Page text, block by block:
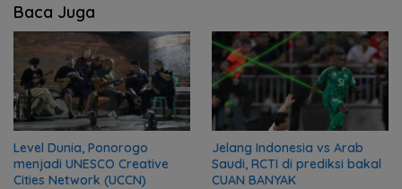
Baca Juga
Level Dunia, Ponorogo
menjadi UNESCO Creative
Cities Network (UCCN)
Jelang Indonesia vs Arab
Saudi, RCTI di prediksi bakal
CUAN BANYAK